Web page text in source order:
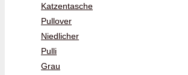
Katzentasche
Pullover
Niedlicher
Pulli
Grau